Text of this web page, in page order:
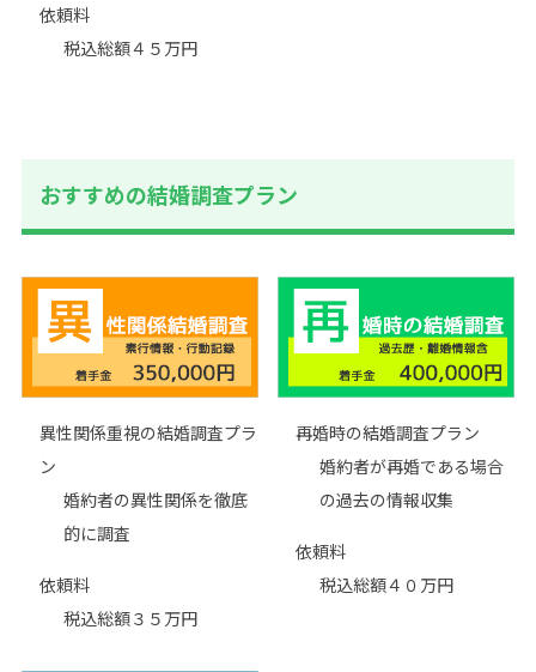
依頼料
税込総額４５万円
おすすめの結婚調査プラン
異性関係重視の結婚調査プラ
ン
婚約者の異性関係を徹底
的に調査
依頼料
税込総額３５万円
再婚時の結婚調査プラン
婚約者が再婚である場合
の過去の情報収集
依頼料
税込総額４０万円